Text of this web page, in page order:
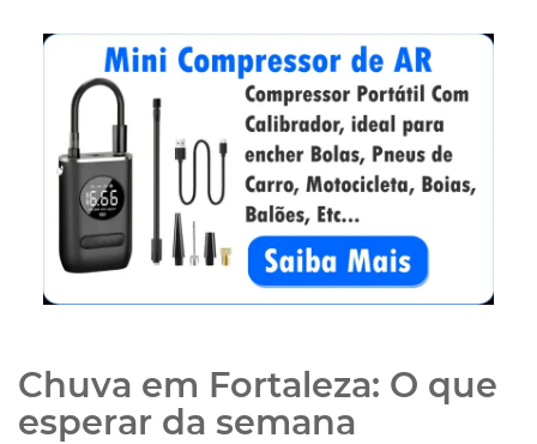
Chuva em Fortaleza: O que
esperar da semana